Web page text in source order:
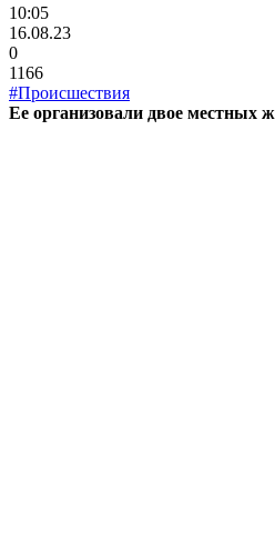
10:05
16.08.23
0
1166
#Происшествия
Ее организовали двое местных